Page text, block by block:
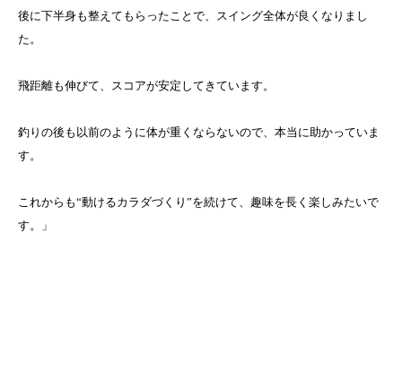
後に下半身も整えてもらったことで、スイング全体が良くなりまし
た。
飛距離も伸びて、スコアが安定してきています。
釣りの後も以前のように体が重くならないので、本当に助かっていま
す。
これからも“動けるカラダづくり”を続けて、趣味を長く楽しみたいで
す。」